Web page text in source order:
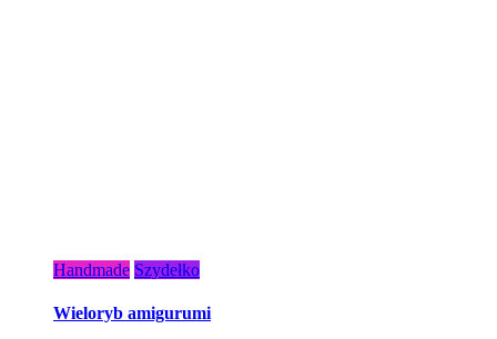
Handmade Szydełko
Wieloryb amigurumi